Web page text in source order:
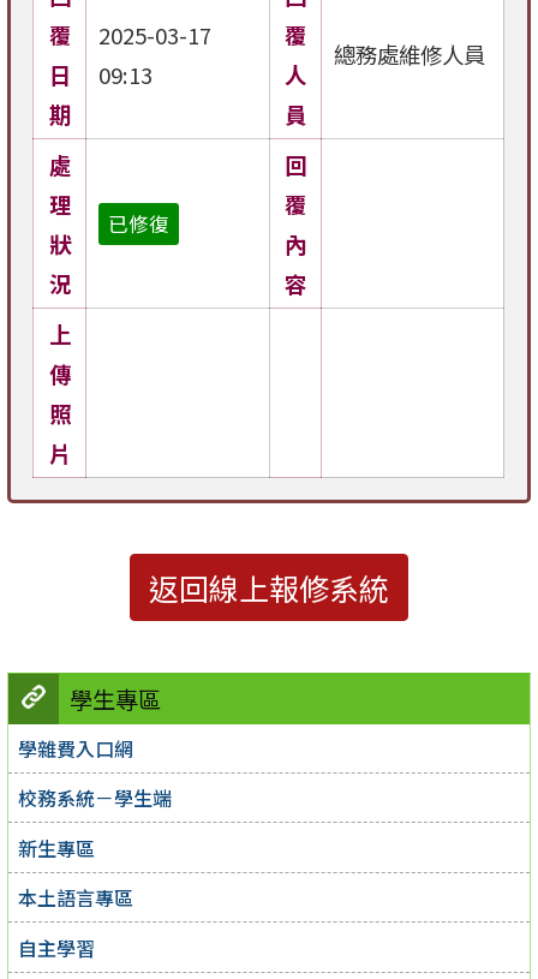
學生專區
學雜費入口網
校務系統－學生端
新生專區
本土語言專區
自主學習
覆
日
期
2025-03-17
09:13
覆
人
員
總務處維修人員
處
理
狀
況
已修復
回
覆
內
容
上
傳
照
片
返回線上報修系統